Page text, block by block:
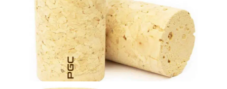
I tappi tecnici in sughero sono un tipo di chiusura che si
abbina perfettamente ai vini di medio invecchiamento in
bottiglia (da due a quattro anni).